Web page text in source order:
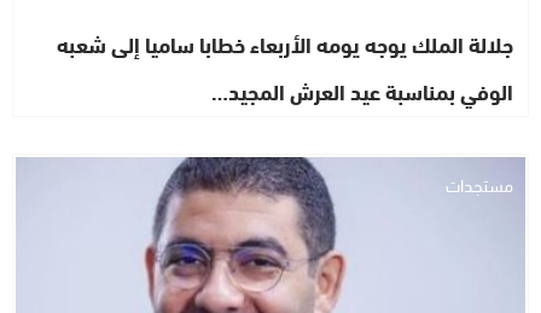
جلالة الملك يوجه يومه الأربعاء خطابا ساميا إلى شعبه
الوفي بمناسبة عيد العرش المجيد…
مستجدات